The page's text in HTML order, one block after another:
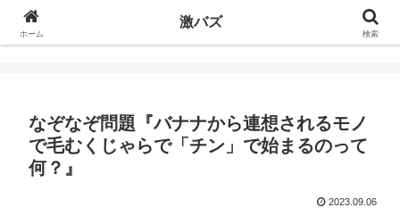
なぞなぞ問題『バナナから連想されるモノ
で毛むくじゃらで「チン」で始まるのって
何？』
2023.09.06
ホーム
激バズ
検索